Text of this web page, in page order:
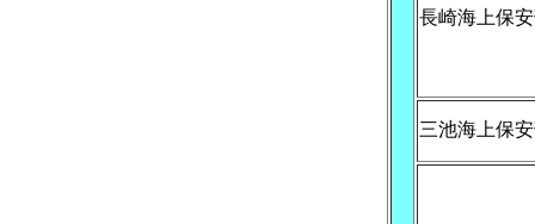
長崎海上保
三池海上保